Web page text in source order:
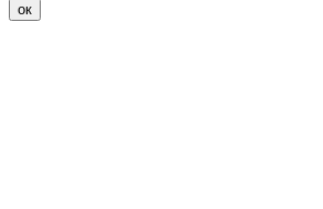
ок